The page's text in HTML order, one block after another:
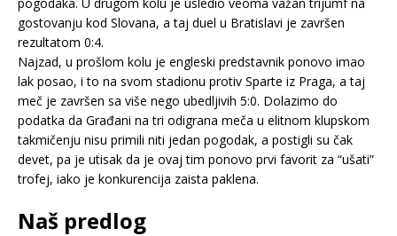
gostovanju kod Slovana, a taj duel u Bratislavi je završen
rezultatom 0:4.
Najzad, u prošlom kolu je engleski predstavnik ponovo imao
lak posao, i to na svom stadionu protiv Sparte iz Praga, a taj
meč je završen sa više nego ubedljivih 5:0. Dolazimo do
podatka da Građani na tri odigrana meča u elitnom klupskom
takmičenju nisu primili niti jedan pogodak, a postigli su čak
devet, pa je utisak da je ovaj tim ponovo prvi favorit za “ušati”
trofej, iako je konkurencija zaista paklena.
Naš predlog